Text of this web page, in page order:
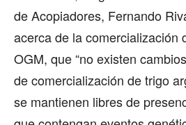
de Acopiadores, Fernando
acerca de la comercialización
OGM, que “no existen
de comercialización de trigo
se mantienen libres de